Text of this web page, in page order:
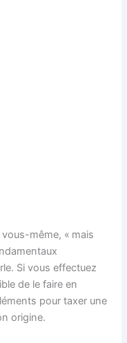
même, « mais
Si vous effectuez
de le faire en
pour taxer une
origine.